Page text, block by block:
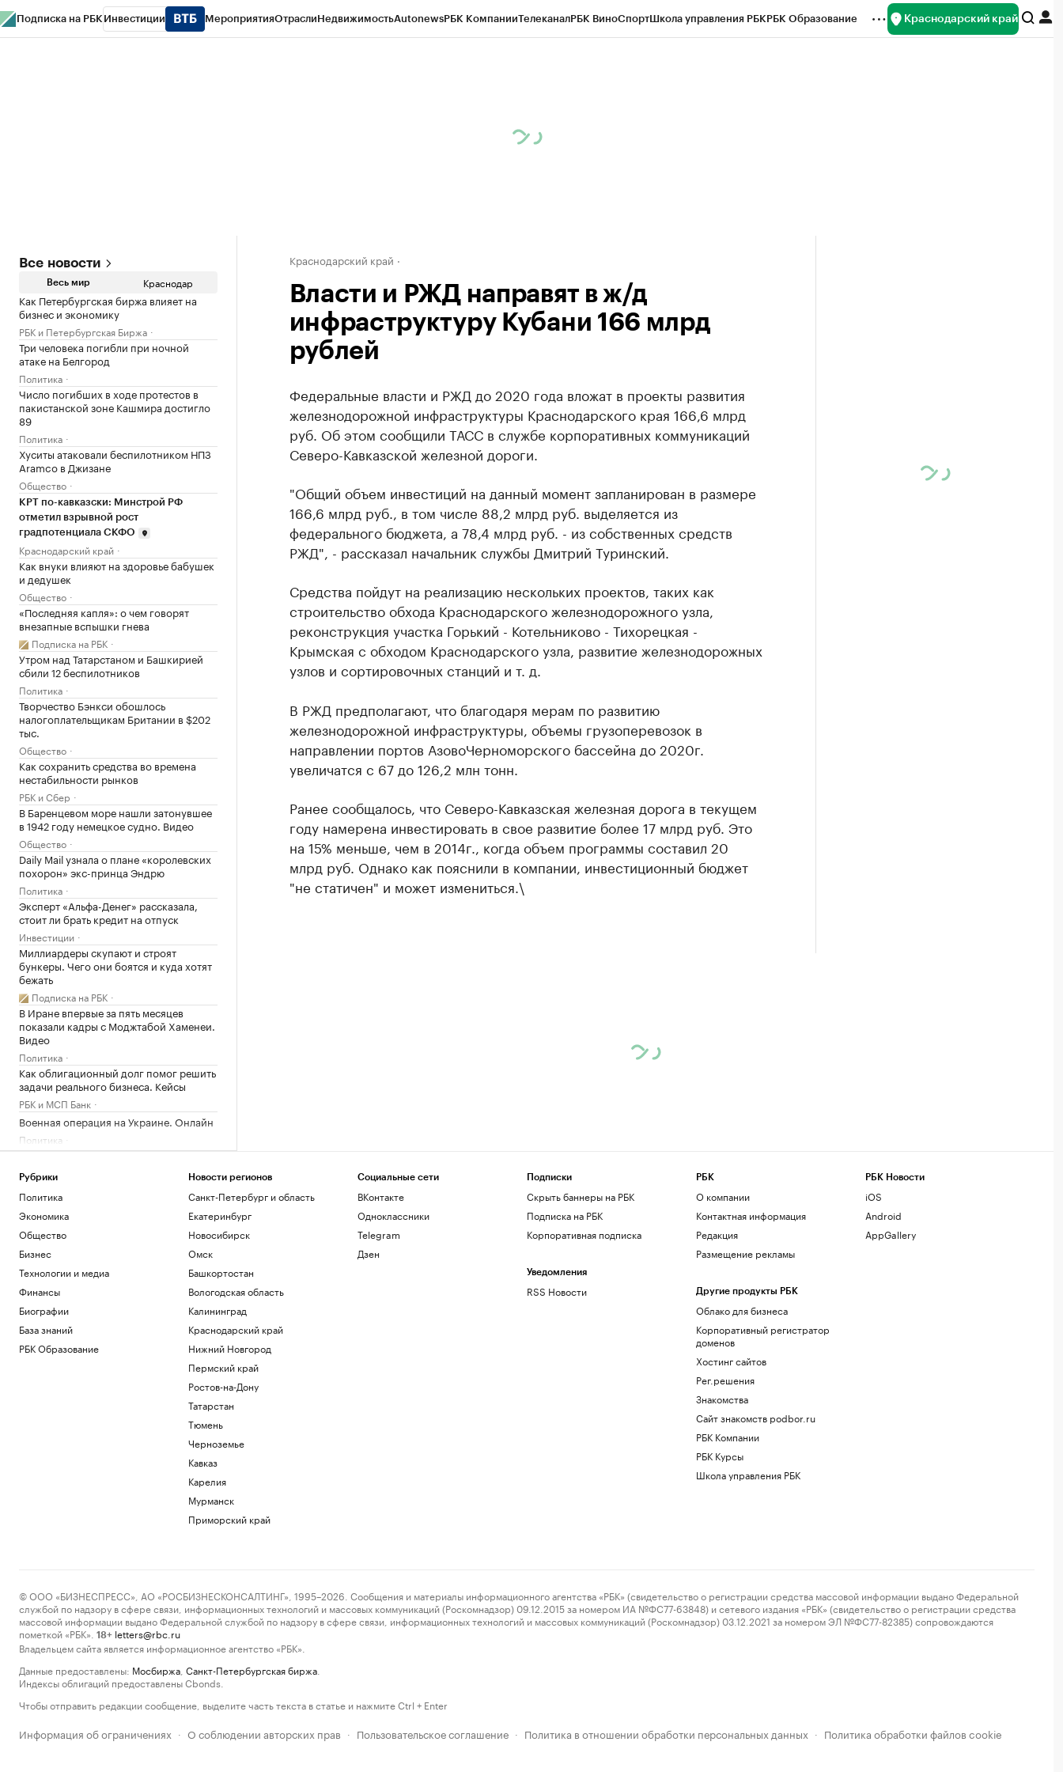
Подписка на РБК Инвестиции МероприятияОтраслиНедвижимостьAutonewsРБК КомпанииТелеканалРБК ВиноСпортШкола управления РБКРБК Образование Краснодарский край
Все новости
Весь мир Краснодар
Как Петербургская биржа влияет на
бизнес и экономику
РБК и Петербургская Биржа
Три человека погибли при ночной
атаке на Белгород
Политика
Число погибших в ходе протестов в
пакистанской зоне Кашмира достигло
89
Политика
Хуситы атаковали беспилотником НПЗ
Aramco в Джизане
Общество
КРТ по-кавказски: Минстрой РФ
отметил взрывной рост
градпотенциала СКФО
Краснодарский край
Как внуки влияют на здоровье бабушек
и дедушек
Общество
«Последняя капля»: о чем говорят
внезапные вспышки гнева
Подписка на РБК
Утром над Татарстаном и Башкирией
сбили 12 беспилотников
Политика
Творчество Бэнкси обошлось
налогоплательщикам Британии в $202
тыс.
Общество
Как сохранить средства во времена
нестабильности рынков
РБК и Сбер
В Баренцевом море нашли затонувшее
в 1942 году немецкое судно. Видео
Общество
Daily Mail узнала о плане «королевских
похорон» экс-принца Эндрю
Политика
Эксперт «Альфа-Денег» рассказала,
стоит ли брать кредит на отпуск
Инвестиции
Миллиардеры скупают и строят
бункеры. Чего они боятся и куда хотят
бежать
Подписка на РБК
В Иране впервые за пять месяцев
показали кадры с Моджтабой Хаменеи.
Видео
Политика
Как облигационный долг помог решить
задачи реального бизнеса. Кейсы
РБК и МСП Банк
Военная операция на Украине. Онлайн
Политика
Почему инвесторы выбирают офисы в
РБК и Upside
Минобороны сообщило об ударах по
складам с горючим в Одессе и
Черноморске
Политика
Где добывают золото в России и можно
ли делать это самому
Инвестиции
Краснодарский край
Власти и РЖД направят в ж/д
инфраструктуру Кубани 166 млрд
рублей
Федеральные власти и РЖД до 2020 года вложат в проекты развития
железнодорожной инфраструктуры Краснодарского края 166,6 млрд
руб. Об этом сообщили ТАСС в службе корпоративных коммуникаций
Северо-­Кавказской железной дороги.
"Общий объем инвестиций на данный момент запланирован в размере
166,6 млрд руб., в том числе 88,2 млрд руб. выделяется из
федерального бюджета, а 78,4 млрд руб. - из собственных средств
РЖД", - рассказал начальник службы Дмитрий Туринский.
Средства пойдут на реализацию нескольких проектов, таких как
строительство обхода Краснодарского железнодорожного узла,
реконструкция участка Горький - Котельниково - Тихорецкая -
Крымская с обходом Краснодарского узла, развитие железнодорожных
узлов и сортировочных станций и т. д.
В РЖД предполагают, что благодаря мерам по развитию
железнодорожной инфраструктуры, объемы грузоперевозок в
направлении портов Азово­Черноморского бассейна до 2020г.
увеличатся с 67 до 126,2 млн тонн.
Ранее сообщалось, что Северо-Кавказская железная дорога в текущем
году намерена инвестировать в свое развитие более 17 млрд руб. Это
на 15% меньше, чем в 2014г., когда объем программы составил 20
млрд руб. Однако как пояснили в компании, инвестиционный бюджет
"не статичен" и может измениться.\
Рубрики
Политика
Экономика
Общество
Бизнес
Технологии и медиа
Финансы
Биографии
База знаний
РБК Образование
Новости регионов
Санкт-Петербург и область
Екатеринбург
Новосибирск
Омск
Башкортостан
Вологодская область
Калининград
Краснодарский край
Нижний Новгород
Пермский край
Ростов-на-Дону
Татарстан
Тюмень
Черноземье
Кавказ
Карелия
Мурманск
Приморский край
Социальные сети
ВКонтакте
Одноклассники
Telegram
Дзен
Подписки
Скрыть баннеры на РБК
Подписка на РБК
Корпоративная подписка
Уведомления
RSS Новости
РБК
О компании
Контактная информация
Редакция
Размещение рекламы
Другие продукты РБК
Облако для бизнеса
Корпоративный регистратор
доменов
Хостинг сайтов
Рег.решения
Знакомства
Сайт знакомств podbor.ru
РБК Компании
РБК Курсы
Школа управления РБК
РБК Новости
iOS
Android
AppGallery
© ООО «БИЗНЕСПРЕСС», АО «РОСБИЗНЕСКОНСАЛТИНГ», 1995–2026. Сообщения и материалы информационного агентства «РБК» (свидетельство о регистрации средства массовой информации выдано Федеральной
службой по надзору в сфере связи, информационных технологий и массовых коммуникаций (Роскомнадзор) 09.12.2015 за номером ИА №ФС77-63848) и сетевого издания «РБК» (свидетельство о регистрации средства
массовой информации выдано Федеральной службой по надзору в сфере связи, информационных технологий и массовых коммуникаций (Роскомнадзор) 03.12.2021 за номером ЭЛ №ФС77-82385) сопровождаются
пометкой «РБК».
18+ letters@rbc.ru
Владельцем сайта является информационное агентство «РБК».
Данные предоставлены: Мосбиржа Санкт-Петербургская биржа
Индексы облигаций предоставлены Cbonds.
Чтобы отправить редакции сообщение, выделите часть текста в статье и нажмите Ctrl + Enter
Информация об ограничениях · О соблюдении авторских прав · Пользовательское соглашение · Политика в отношении обработки персональных данных · Политика обработки файлов cookie